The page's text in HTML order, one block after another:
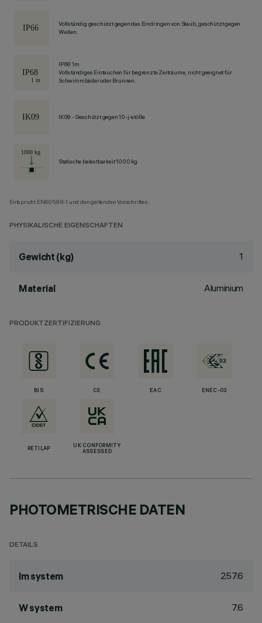
Vollständig geschützt gegen das Eindringen von Staub, geschützt gegen
Wellen.
IP68 1m
Vollständiges Eintauchen für begrenzte Zeiträume, nicht geeignet für
Schwimmbäder oder Brunnen.
IK09 - Geschützt gegen 10-j-stöße
Statische belastbarkeit 1000 kg
Entspricht EN60598-1 und den geltenden Vorschriften.
PHYSIKALISCHE EIGENSCHAFTEN
Gewicht (kg) 1
Material Aluminium
PRODUKTZERTIFIZIERUNG
BIS CE EAC ENEC-03
RETILAP
UK CONFORMITY
ASSESSED
PHOTOMETRISCHE DATEN
DETAILS
lm system 257.6
W system 7.6